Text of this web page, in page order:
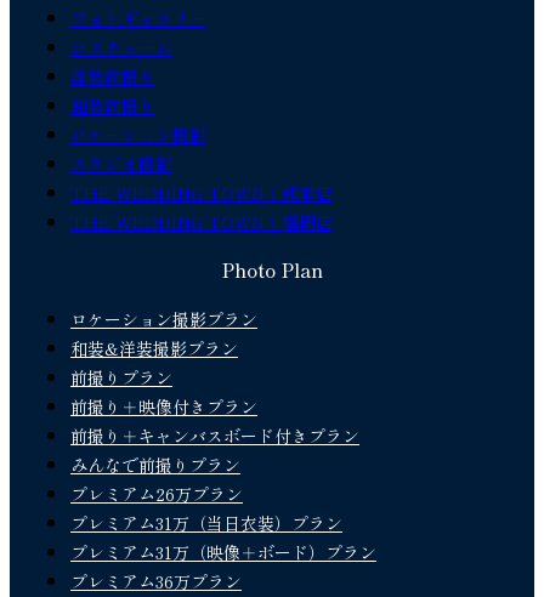
フォトギャラリー
コスチューム
洋装前撮り
和装前撮り
ロケーション撮影
スタジオ撮影
THE WEDDING TOWN｜熊本店
THE WEDDING TOWN｜福岡店
Photo Plan
ロケーション撮影プラン
和装&洋装撮影プラン
前撮りプラン
前撮り＋映像付きプラン
前撮り＋キャンバスボード付きプラン
みんなで前撮りプラン
プレミアム26万プラン
プレミアム31万（当日衣装）プラン
プレミアム31万（映像＋ボード）プラン
プレミアム36万プラン